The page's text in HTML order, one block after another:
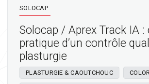
SOLOCAP
Solocap / Aprex Track IA :
pratique d’un contrôle
plasturgie
PLASTURGIE & CAOUTCHOUC